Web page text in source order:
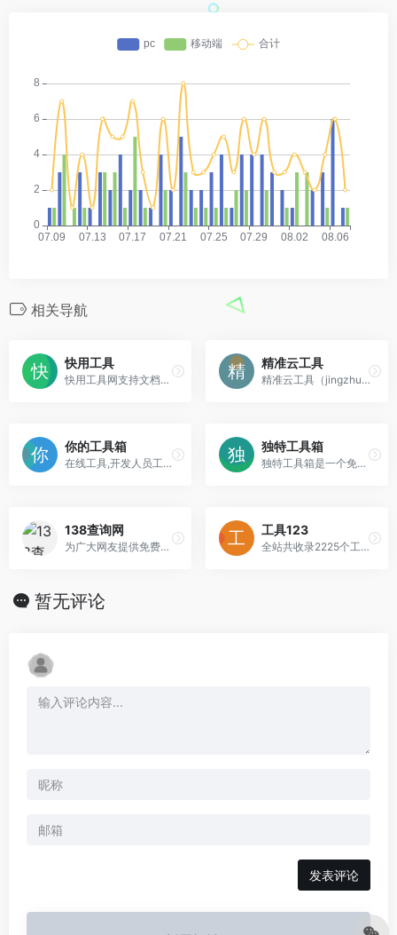
相关导航
快用工具
快用工具网支持文档、图像、音频、视频类别的文件工具，提供各种优质、快捷、易用的在线工具，无需下载安装即可使用。
精准云工具
精准云工具（jingzhunyun.com）是一个在线工具导航网，网站收集的工具有在线运行代码，二进制转十进制，时间戳，javascript工具，css工具，php工具，html工具，正则测试工具，在线工具,开发人员工具,代码格式化、压缩、加密、解密,下载链接转换,sql工具,正则测试具,favicon在线制作,ruby工具,中文简繁体转换,迅雷下载链接转换,程序猿的在线工具等等
你的工具箱
在线工具,开发人员工具,代码格式化、压缩、加密、解密,下载链接转换,json格式化,正则测试工具,favicon在线制作,字帖工具,中文简繁体转换,迅雷下载链接转换,进制转换,二维码,照片压缩,pdf合并
独特工具箱
独特工具箱是一个免费的、专注于用户体验的在线工具网站。本站提供的工具包括开发工具、站长工具、网页工具、图片工具、文本工具、电商工具、语言工具、查询工具、常用对照表等各种实用工具，是您工作和学习的好帮手。
138查询网
为广大网友提供免费查询工具,实用工具,生活工具,在线查询,查询工具，比如IP查询、金价查询等等
工具123
全站共收录2225个工具，工具类型也很多，部分工具会跳转到爱资料工具里面。
暂无评论
发表评论